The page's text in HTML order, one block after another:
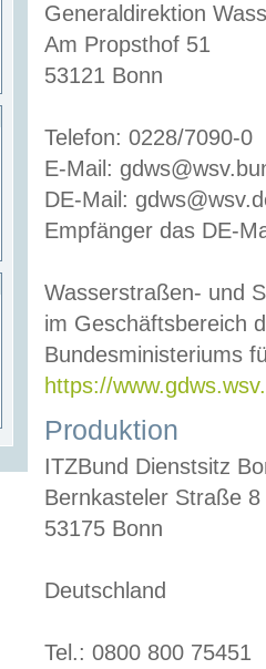
Generaldirektion
Am Propsthof 51
53121 Bonn
Telefon: 0228/7090-0
E-Mail:
DE-Mail:
Empfänger das DE-
Wasserstraßen- und
im Geschäftsbereich
Bundesministeriums
https://
Produktion
ITZBund Dienstsitz
Bernkasteler Straße 8
53175 Bonn
Deutschland
Tel.: 0800 800 75451